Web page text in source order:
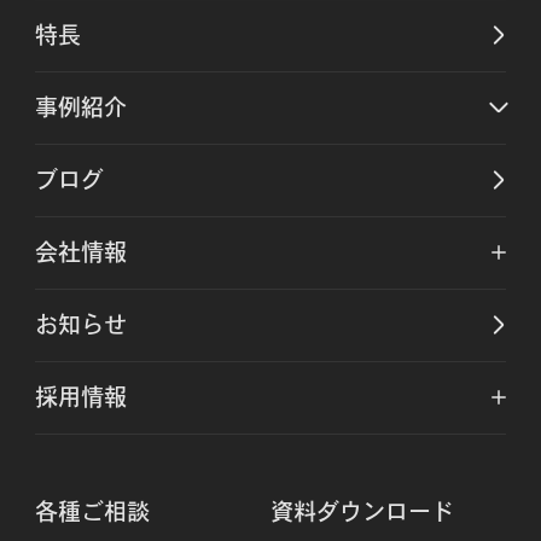
特長
事例紹介
ブログ
会社情報
お知らせ
採用情報
各種ご相談 資料ダウンロード